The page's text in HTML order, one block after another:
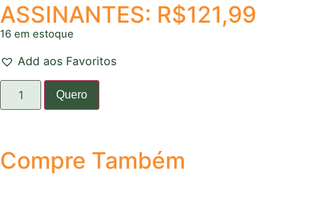
ASSINANTES: R$121,99
16 em estoque
Add aos Favoritos
Quero
Compre Também